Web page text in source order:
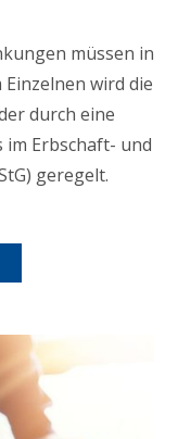
müssen in
wird die
durch eine
Erbschaft- und
geregelt.